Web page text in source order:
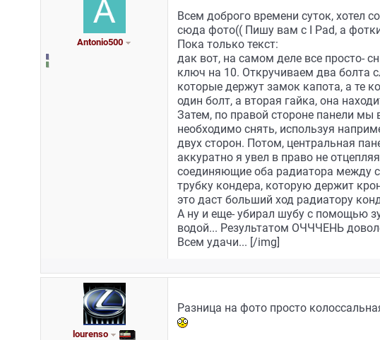
Antonio500
Всем доброго времени суток, хотел
сюда фото(( Пишу вам с I Pad, а
Пока только текст:
дак вот, на самом деле все просто-
ключ на 10. Откручиваем два болта
которые держут замок капота, а те
один болт, а вторая гайка, она
Затем, по правой стороне панели мы
необходимо снять, используя
двух сторон. Потом, центральная
аккуратно я увел в право не
соединяющие оба радиатора между
трубку кондера, которую держит
это даст больший ход радиатору
А ну и еще- убирал шубу с помощью
водой... Результатом ОЧЧЧЕНЬ
Всем удачи... [/img]
lourenso
Разница на фото просто